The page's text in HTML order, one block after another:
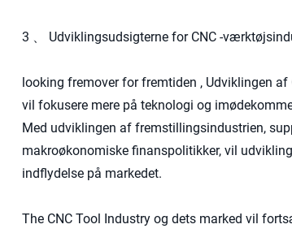
3 、 Udviklingsudsigterne for CNC -
looking fremover for fremtiden , Udviklingen
vil fokusere mere på teknologi og
Med udviklingen af ​​fremstillingsindustrien,
makroøkonomiske finanspolitikker, vil
indflydelse på markedet.
The CNC Tool Industry og dets marked vil